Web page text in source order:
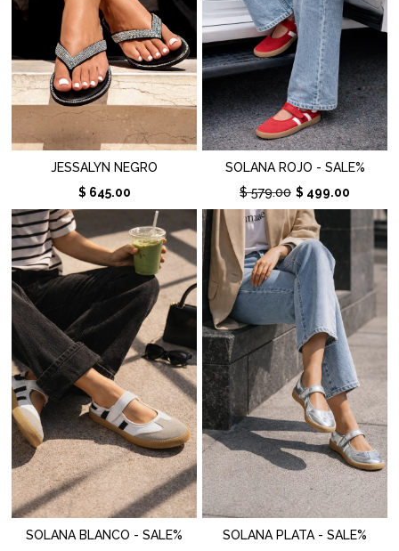
JESSALYN NEGRO
$ 645.00
SOLANA ROJO - SALE%
$ 579.00 $ 499.00
SOLANA BLANCO - SALE%
SOLANA PLATA - SALE%